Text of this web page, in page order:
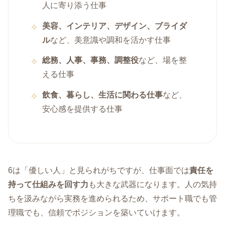
人に寄り添う仕事
美容、インテリア、デザイン、ブライダ
ルなど、美意識や調和を活かす仕事
総務、人事、事務、調整役など、場を整
える仕事
飲食、暮らし、生活に関わる仕事など、
安心感を提供する仕事
6は「優しい人」と見られがちですが、仕事面では責任を
持って仕組みを回す力 も大きな武器になります。人の気持
ちを汲みながら実務を進められるため、サポート職でも管
理職でも、信頼でポジションを築いていけます。